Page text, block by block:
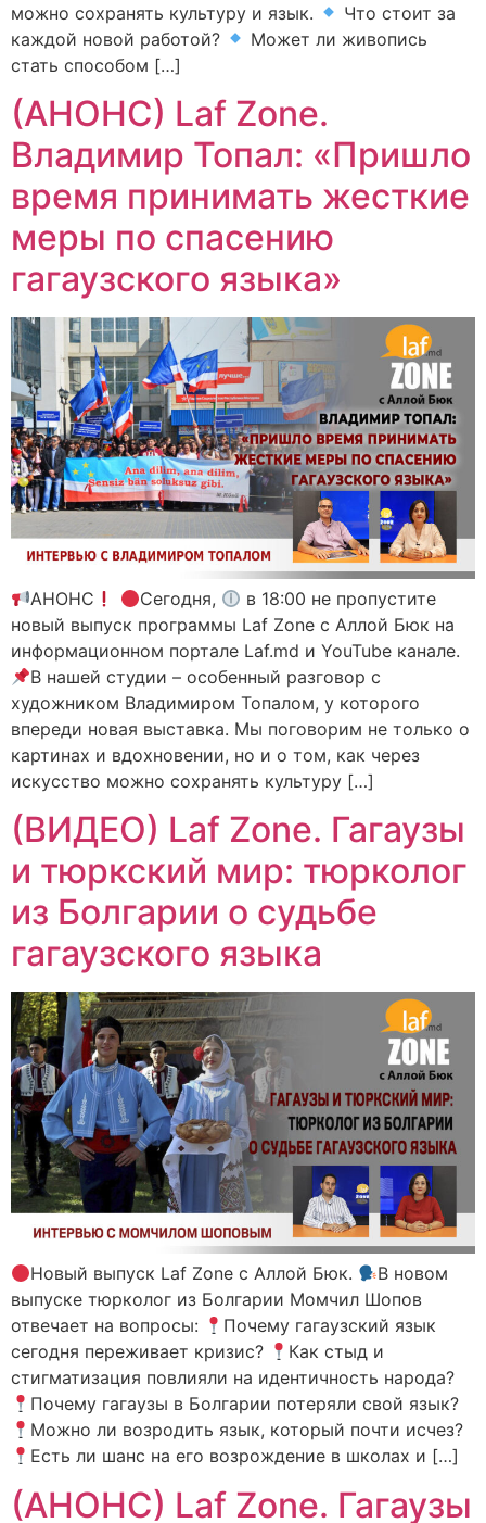
можно сохранять культуру и язык.
Что стоит за
каждой новой работой?
Может ли живопись
стать способом […]
(АНОНС) Laf Zone.
Владимир Топал: «Пришло
время принимать жесткие
меры по спасению
гагаузского языка»
АНОНС Сегодня,
в 18:00 не пропустите
новый выпуск программы Laf Zone с Аллой Бюк на
информационном портале Laf.md и YouTube канале.
В нашей студии – особенный разговор с
художником Владимиром Топалом, у которого
впереди новая выставка. Мы поговорим не только о
картинах и вдохновении, но и о том, как через
искусство можно сохранять культуру […]
(ВИДЕО) Laf Zone. Гагаузы
и тюркский мир: тюрколог
из Болгарии о судьбе
гагаузского языка
Новый выпуск Laf Zone с Аллой Бюк.
В новом
выпуске тюрколог из Болгарии Момчил Шопов
отвечает на вопросы:
Почему гагаузский язык
сегодня переживает кризис?
Как стыд и
стигматизация повлияли на идентичность народа?
Почему гагаузы в Болгарии потеряли свой язык?
Можно ли возродить язык, который почти исчез?
Есть ли шанс на его возрождение в школах и […]
(АНОНС) Laf Zone. Гагаузы